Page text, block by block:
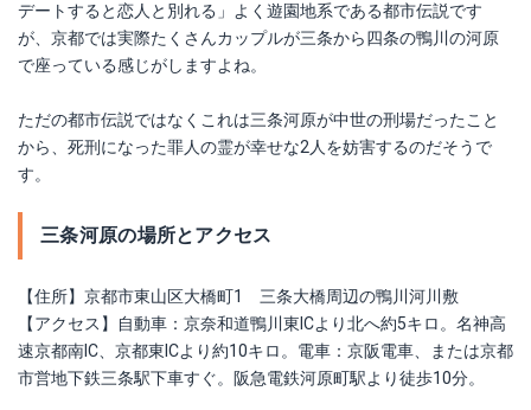
デートすると恋人と別れる」よく遊園地系である都市伝説です
が、京都では実際たくさんカップルが三条から四条の鴨川の河原
で座っている感じがしますよね。
ただの都市伝説ではなくこれは三条河原が中世の刑場だったこと
から、死刑になった罪人の霊が幸せな2人を妨害するのだそうで
す。
三条河原の場所とアクセス
【住所】京都市東山区大橋町1 三条大橋周辺の鴨川河川敷
【アクセス】自動車：京奈和道鴨川東ICより北へ約5キロ。名神高
速京都南IC、京都東ICより約10キロ。電車：京阪電車、または京都
市営地下鉄三条駅下車すぐ。阪急電鉄河原町駅より徒歩10分。